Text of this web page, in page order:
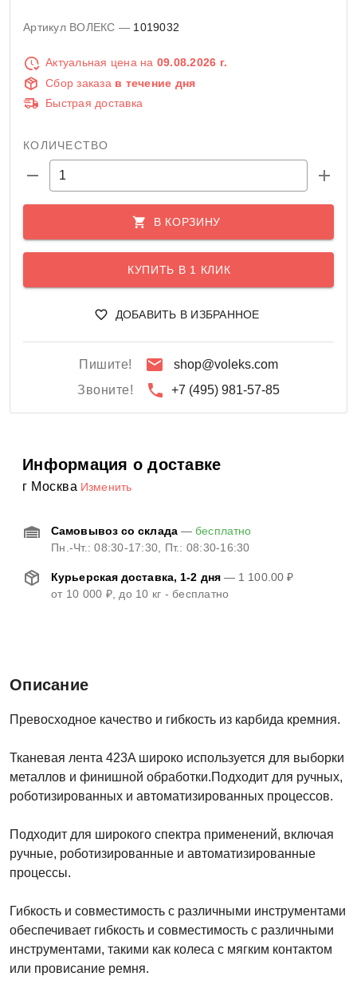
Артикул ВОЛЕКС — 1019032
Актуальная цена на 09.08.2026 г.
Сбор заказа в течение дня
Быстрая доставка
КОЛИЧЕСТВО
В КОРЗИНУ
КУПИТЬ В 1 КЛИК
ДОБАВИТЬ В ИЗБРАННОЕ
Пишите!
shop@voleks.com
Звоните!
+7 (495) 981-57-85
Информация о доставке
г Москва Изменить
Самовывоз со склада—бесплатно
Пн.-Чт.: 08:30-17:30, Пт.: 08:30-16:30
Курьерская доставка, 1-2 дня— 1 100.00 ₽
от 10 000 ₽, до 10 кг - бесплатно
Описание
Превосходное качество и гибкость из карбида кремния.
Тканевая лента 423A широко используется для выборки
металлов и финишной обработки.Подходит для ручных,
роботизированных и автоматизированных процессов.
Подходит для широкого спектра применений, включая
ручные, роботизированные и автоматизированные
процессы.
Гибкость и совместимость с различными инструментами
обеспечивает гибкость и совместимость с различными
инструментами, такими как колеса с мягким контактом
или провисание ремня.